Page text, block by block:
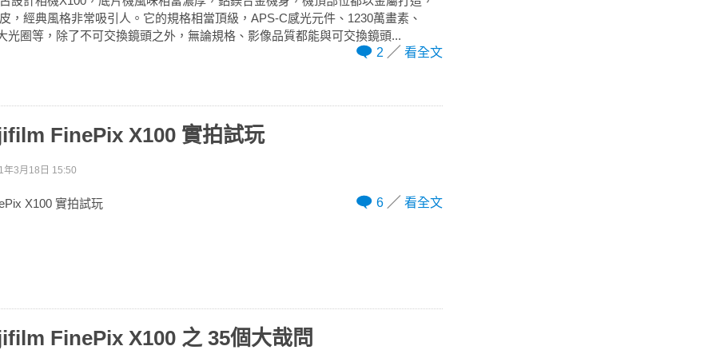
，經典風格非常吸引人。它的規格相當頂級，APS-C感光元件、1230萬畫素、
光圈等，除了不可交換鏡頭之外，無論規格、影像品質都能與可交換鏡頭...
2
看全文
FinePix X100 實拍試玩
年3月18日 15:50
X100 實拍試玩 6 看全文
FinePix X100 之 35個大哉問